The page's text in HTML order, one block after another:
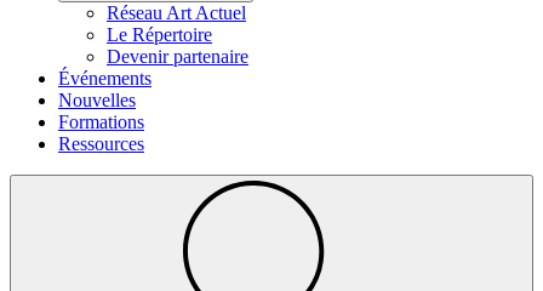
Réseau Art Actuel
Le Répertoire
Devenir partenaire
Événements
Nouvelles
Formations
Ressources